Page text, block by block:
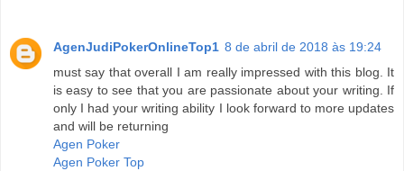
AgenJudiPokerOnlineTop1 8 de abril de 2018 às 19:24
must say that overall I am really impressed with this blog. It
is easy to see that you are passionate about your writing. If
only I had your writing ability I look forward to more updates
and will be returning
Agen Poker
Agen Poker Top